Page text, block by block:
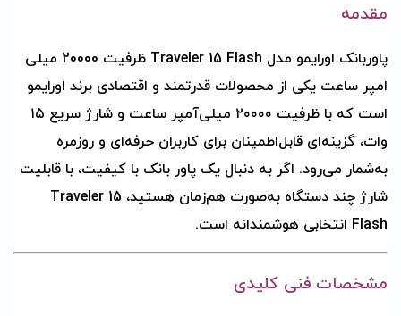
مقدمه
پاوربانک اورایمو
مدل Traveler 15 Flash ظرفیت 20000 میلی
امپر ساعت یکی از محصولات قدرتمند و اقتصادی برند اورایمو
است که با ظرفیت ۲۰۰۰۰ میلی‌آمپر ساعت و شارژ سریع ۱۵
وات، گزینه‌ای قابل‌اطمینان برای کاربران حرفه‌ای و روزمره
به‌شمار می‌رود. اگر به دنبال یک پاور بانک با کیفیت، با قابلیت
شارژ چند دستگاه به‌صورت هم‌زمان هستید، Traveler 15
Flash انتخابی هوشمندانه است.
مشخصات فنی کلیدی